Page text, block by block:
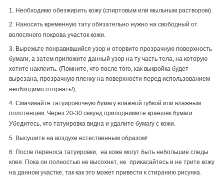
1. Необходимо обезжирить кожу (спиртовым или мыльным раствором).
2. Наносить временную тату обязательно нужно на свободный от
волосяного покрова участок кожи.
3. Вырежьте понравившийся узор и оторвите прозрачную поверхность
бумаги, а затем приложите данный узор на ту часть тела, на которую
хотите наклеить. (Помните, что после того, как выкройка будет
вырезана, прозрачную пленку на поверхности перед использованием
необходимо оторвать!),
4. Смачивайте татуировочную бумагу влажной губкой или влажным
полотенцем. Через 20-30 секунд приподнимите краешек бумаги.
Убедитесь, что татуировка видна и удалите бумагу с кожи.
5. Высушите на воздухе естественным образом!
6. После переноса татуировки, на коже могут быть небольшие следы
клея. Пока он полностью не высохнет, не прикасайтесь и не трите кожу
на данном участке, так как это может привести к стиранию рисунка.